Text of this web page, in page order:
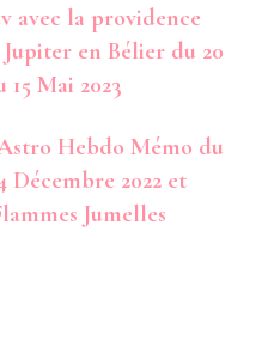
avec la providence
en Bélier du 20
15 Mai 2023
Hebdo Mémo du
Décembre 2022 et
Jumelles